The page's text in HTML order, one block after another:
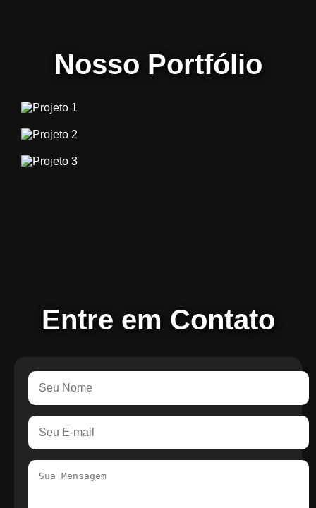
Nosso Portfólio
Entre em Contato